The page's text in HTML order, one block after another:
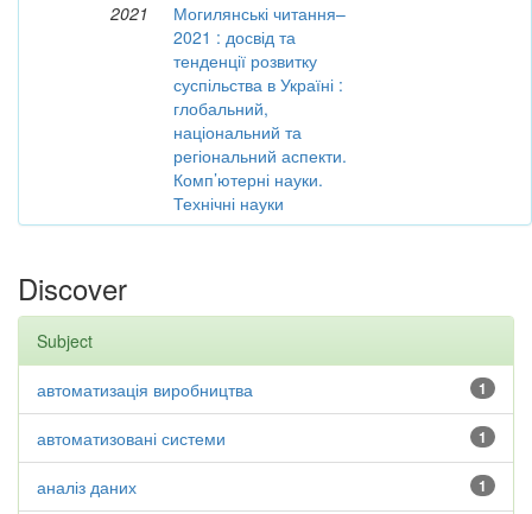
2021
Могилянські читання–
2021 : досвід та
тенденції розвитку
суспільства в Україні :
глобальний,
національний та
регіональний аспекти.
Комп’ютерні науки.
Технічні науки
Discover
Subject
1
автоматизація виробництва
1
автоматизовані системи
1
аналіз даних